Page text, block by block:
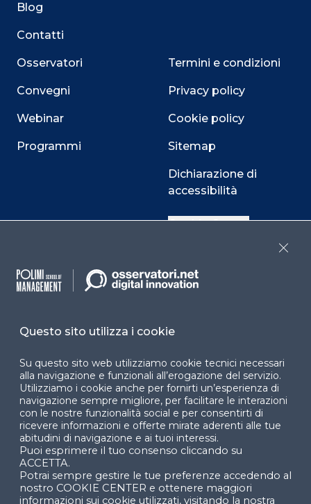
Blog
Contatti
Osservatori
Convegni
Webinar
Programmi
Termini e condizioni
Privacy policy
Cookie policy
Sitemap
Dichiarazione di
accessibilità
Cookie Center
Facebook LinkedIn
© 2024 Copyright © Politecnico di Milano Dipartimento
di Ingegneria Gestionale
Questo sito utilizza i cookie
Su questo sito web utilizziamo cookie tecnici necessari
alla navigazione e funzionali all’erogazione del servizio.
Utilizziamo i cookie anche per fornirti un’esperienza di
navigazione sempre migliore, per facilitare le interazioni
con le nostre funzionalità social e per consentirti di
ricevere informazioni e offerte mirate aderenti alle tue
abitudini di navigazione e ai tuoi interessi.
Puoi esprimere il tuo consenso cliccando su
ACCETTA.
Potrai sempre gestire le tue preferenze accedendo al
nostro COOKIE CENTER e ottenere maggiori
informazioni sui cookie utilizzati, visitando la nostra